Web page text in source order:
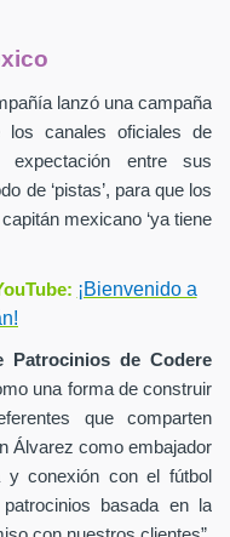
lanzó una campaña
canales oficiales de
expectación entre sus
de ‘pistas’, para que los
mexicano ‘ya tiene
¡Bienvenido a
Patrocinios de Codere
una forma de construir
que comparten
Álvarez como embajador
y conexión con el fútbol
basada en la